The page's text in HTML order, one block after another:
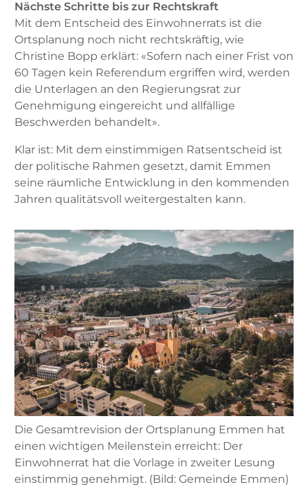
Nächste Schritte bis zur Rechtskraft
Mit dem Entscheid des Einwohnerrats ist die
Ortsplanung noch nicht rechtskräftig, wie
Christine Bopp erklärt: «Sofern nach einer Frist von
60 Tagen kein Referendum ergriffen wird, werden
die Unterlagen an den Regierungsrat zur
Genehmigung eingereicht und allfällige
Beschwerden behandelt».
Klar ist: Mit dem einstimmigen Ratsentscheid ist
der politische Rahmen gesetzt, damit Emmen
seine räumliche Entwicklung in den kommenden
Jahren qualitätsvoll weitergestalten kann.
Die Gesamtrevision der Ortsplanung Emmen hat
einen wichtigen Meilenstein erreicht: Der
Einwohnerrat hat die Vorlage in zweiter Lesung
einstimmig genehmigt. (Bild: Gemeinde Emmen)